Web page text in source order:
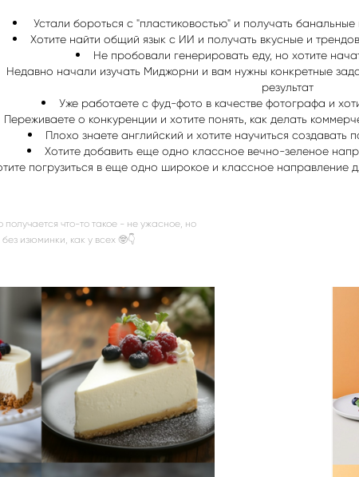
Устали бороться с "пластиковостью" и получать
Хотите найти общий язык с ИИ и получать вкусные и
Не пробовали генерировать еду, но хотите
Недавно начали изучать Миджорни и вам нужны конкретные
результат
Уже работаете с фуд-фото в качестве фотографа и
Переживаете о конкуренции и хотите понять, как делать
Плохо знаете английский и хотите научиться создавать
Хотите добавить еще одно классное вечно-зеленое
погрузиться в еще одно широкое и классное направление
получается что-то такое - не ужасное, но
изюминки, как у всех 🤓👇